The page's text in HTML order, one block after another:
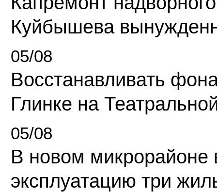
Куйбышева
05/08
Восстанавливать
Глинке на
05/08
В новом микрорайоне
эксплуатацию три